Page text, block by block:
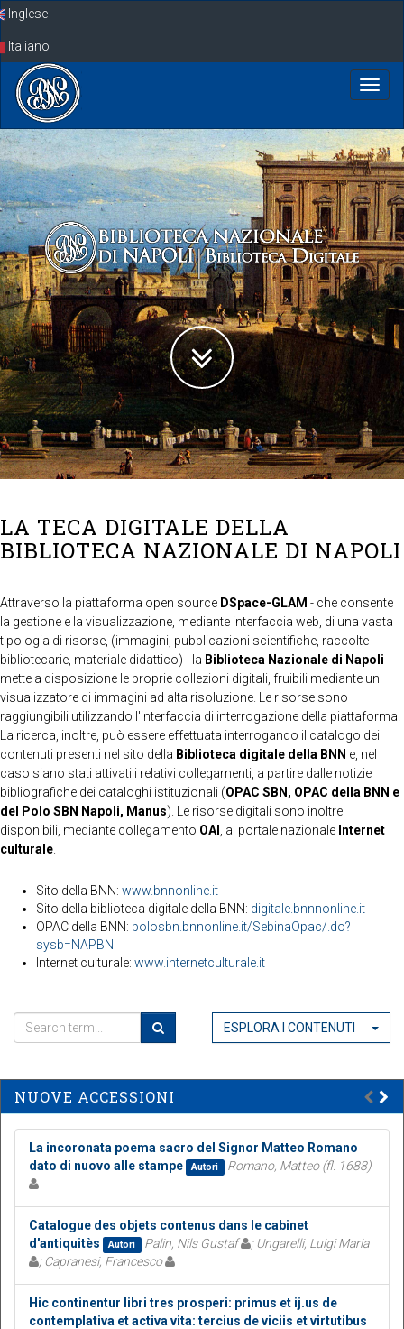
SkipInglese
Italiano
LA TECA DIGITALE DELLA
BIBLIOTECA NAZIONALE DI NAPOLI
Attraverso la piattaforma open source DSpace-GLAM - che consente
la gestione e la visualizzazione, mediante interfaccia web, di una vasta
tipologia di risorse, (immagini, pubblicazioni scientifiche, raccolte
bibliotecarie, materiale didattico) - la Biblioteca Nazionale di Napoli
mette a disposizione le proprie collezioni digitali, fruibili mediante un
visualizzatore di immagini ad alta risoluzione. Le risorse sono
raggiungibili utilizzando l'interfaccia di interrogazione della piattaforma.
La ricerca, inoltre, può essere effettuata interrogando il catalogo dei
contenuti presenti nel sito della Biblioteca digitale della BNN e, nel
caso siano stati attivati i relativi collegamenti, a partire dalle notizie
bibliografiche dei cataloghi istituzionali (OPAC SBN, OPAC della BNN e
del Polo SBN Napoli, Manus). Le risorse digitali sono inoltre
disponibili, mediante collegamento OAI , al portale nazionale Internet
culturale
Sito della BNN: www.bnnonline.it
Sito della biblioteca digitale della BNN: digitale.bnnnonline.it
OPAC della BNN: polosbn.bnnonline.it/SebinaOpac/.do?
sysb=NAPBN
Internet culturale: www.internetculturale.it
ESPLORA I CONTENUTI
NUOVE ACCESSIONI
La incoronata poema sacro del Signor Matteo Romano
dato di nuovo alle stampe
Autori Romano, Matteo (fl. 1688)
Catalogue des objets contenus dans le cabinet
d'antiquitès
Autori Palin, Nils Gustaf
; Ungarelli, Luigi Maria
; Capranesi, Francesco
Hic continentur libri tres prosperi: primus et ij.us de
contemplativa et activa vita: tercius de viciis et virtutibus